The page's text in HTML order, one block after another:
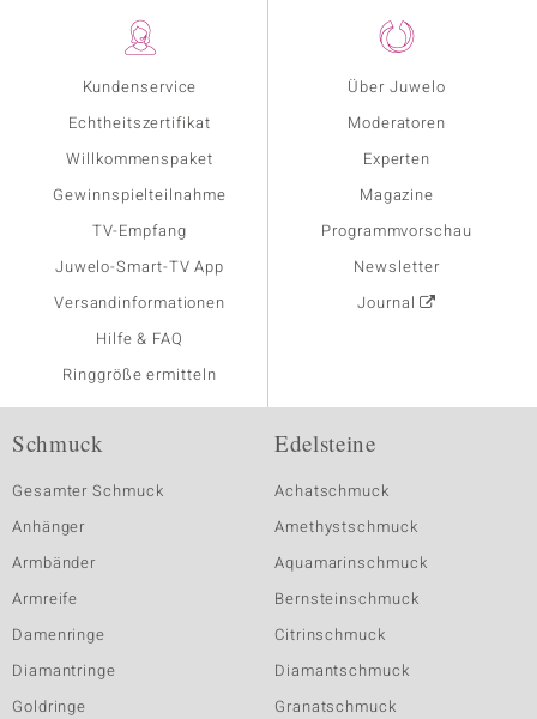
Kundenservice
Echtheitszertifikat
Willkommenspaket
Gewinnspielteilnahme
TV-Empfang
Juwelo-Smart-TV App
Versandinformationen
Hilfe & FAQ
Ringgröße ermitteln
Über Juwelo
Moderatoren
Experten
Magazine
Programmvorschau
Newsletter
Journal
Schmuck
Gesamter Schmuck
Anhänger
Armbänder
Armreife
Damenringe
Diamantringe
Goldringe
Edelsteine
Achatschmuck
Amethystschmuck
Aquamarinschmuck
Bernsteinschmuck
Citrinschmuck
Diamantschmuck
Granatschmuck